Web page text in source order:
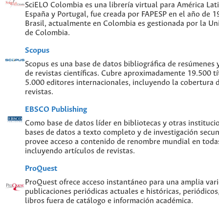
SciELO Colombia es una librería virtual para América
España y Portugal, fue creada por FAPESP en el año de
Brasil, actualmente en Colombia es gestionada por la
de Colombia.
Scopus
Scopus es una base de datos bibliográfica de
de revistas científicas. Cubre aproximadamente 19.500
5.000 editores internacionales, incluyendo la cobertura
revistas.
EBSCO Publishing
Como base de datos líder en bibliotecas y otras
bases de datos a texto completo y de investigación
provee acceso a contenido de renombre mundial en
incluyendo artículos de revistas.
ProQuest
ProQuest ofrece acceso instantáneo para una amplia
publicaciones periódicas actuales e históricas,
libros fuera de catálogo e información académica.